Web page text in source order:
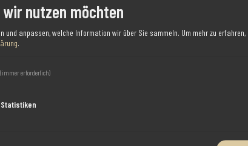
nutzen möchten
und anpassen, welche Information wir über Sie sammeln. Um mehr zu
.
(immer erforderlich)